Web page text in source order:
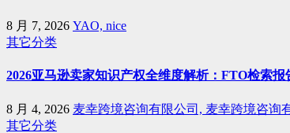
8 月 7, 2026 YAO, nice
其它分类
2026亚马逊卖家知识产权全维度解析：FTO检索
8 月 4, 2026 麦幸跨境咨询有限公司, 麦幸跨境咨询
其它分类